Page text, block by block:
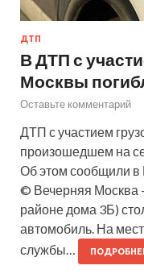
ДТП
В ДТП с
Москвы
Оставьте комментарий
ДТП с участием
произошедшем на
Об этом сообщили в
© Вечерняя Москва
районе дома 3Б)
автомобиль. На
службы…